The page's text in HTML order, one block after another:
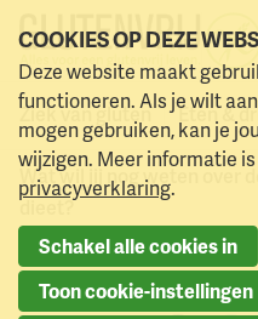
Naar menu Naar hoofdinhoud
Ziek van gluten Eten &
Online
(nieuwe)
Wat wil jij nog weten over
dieet?
16 februari 2026
COOKIES OP DEZE
Deze website maakt
functioneren. Als je wilt
mogen gebruiken, kan je
wijzigen. Meer informatie
privacyverklaring.
Schakel alle cookies in
Toon cookie-instellingen